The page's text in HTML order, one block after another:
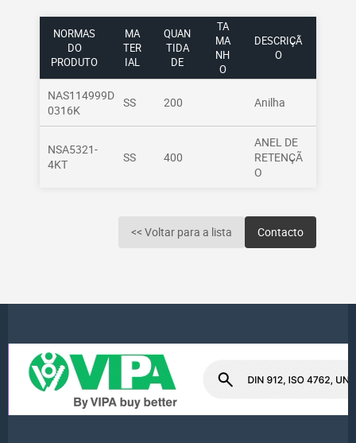
NORMAS
DO
PRODUTO
MA
TER
IAL
QUAN
TIDA
DE
TA
MA
NH
O
DESCRIÇÃ
O
NAS114999D
0316K
SS 200 Anilha
NSA5321-
4KT
SS 400
ANEL DE
RETENÇÃ
O
<< Voltar para a lista Contacto